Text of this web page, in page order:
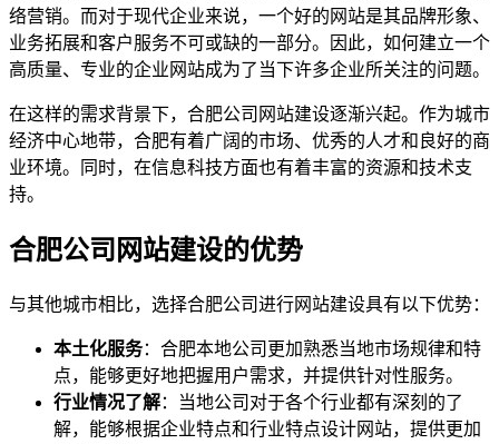
络营销。而对于现代企业来说，一个好的网站是其品牌形象、
业务拓展和客户服务不可或缺的一部分。因此，如何建立一个
高质量、专业的企业网站成为了当下许多企业所关注的问题。
在这样的需求背景下，合肥公司网站建设逐渐兴起。作为城市
经济中心地带，合肥有着广阔的市场、优秀的人才和良好的商
业环境。同时，在信息科技方面也有着丰富的资源和技术支
持。
合肥公司网站建设的优势
与其他城市相比，选择合肥公司进行网站建设具有以下优势：
本土化服务：合肥本地公司更加熟悉当地市场规律和特
点，能够更好地把握用户需求，并提供针对性服务。
行业情况了解：当地公司对于各个行业都有深刻的了
解，能够根据企业特点和行业特点设计网站，提供更加